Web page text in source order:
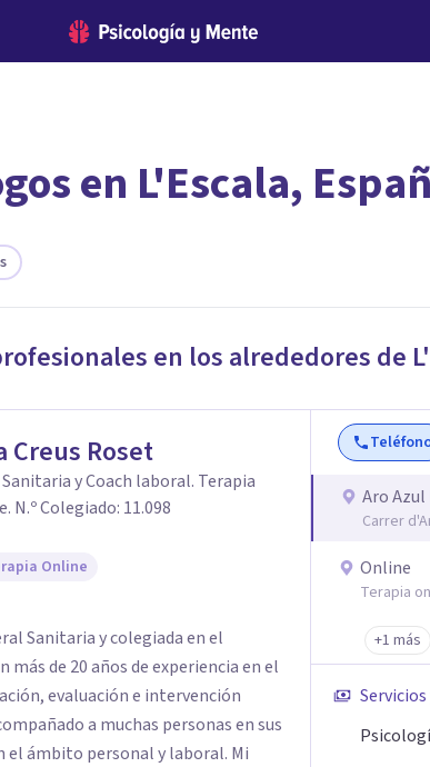
el psicólogo adecuado?
en L'Escala,
en los alrededores de
Creus Roset
y Coach laboral. Terapia
N.º Colegiado: 11.098
Online
Sanitaria y colegiada en el
evaluación e intervención
a muchas personas en sus
el ámbito personal y laboral. Mi
Aro
Carrer
Online
Terapia
+1 más